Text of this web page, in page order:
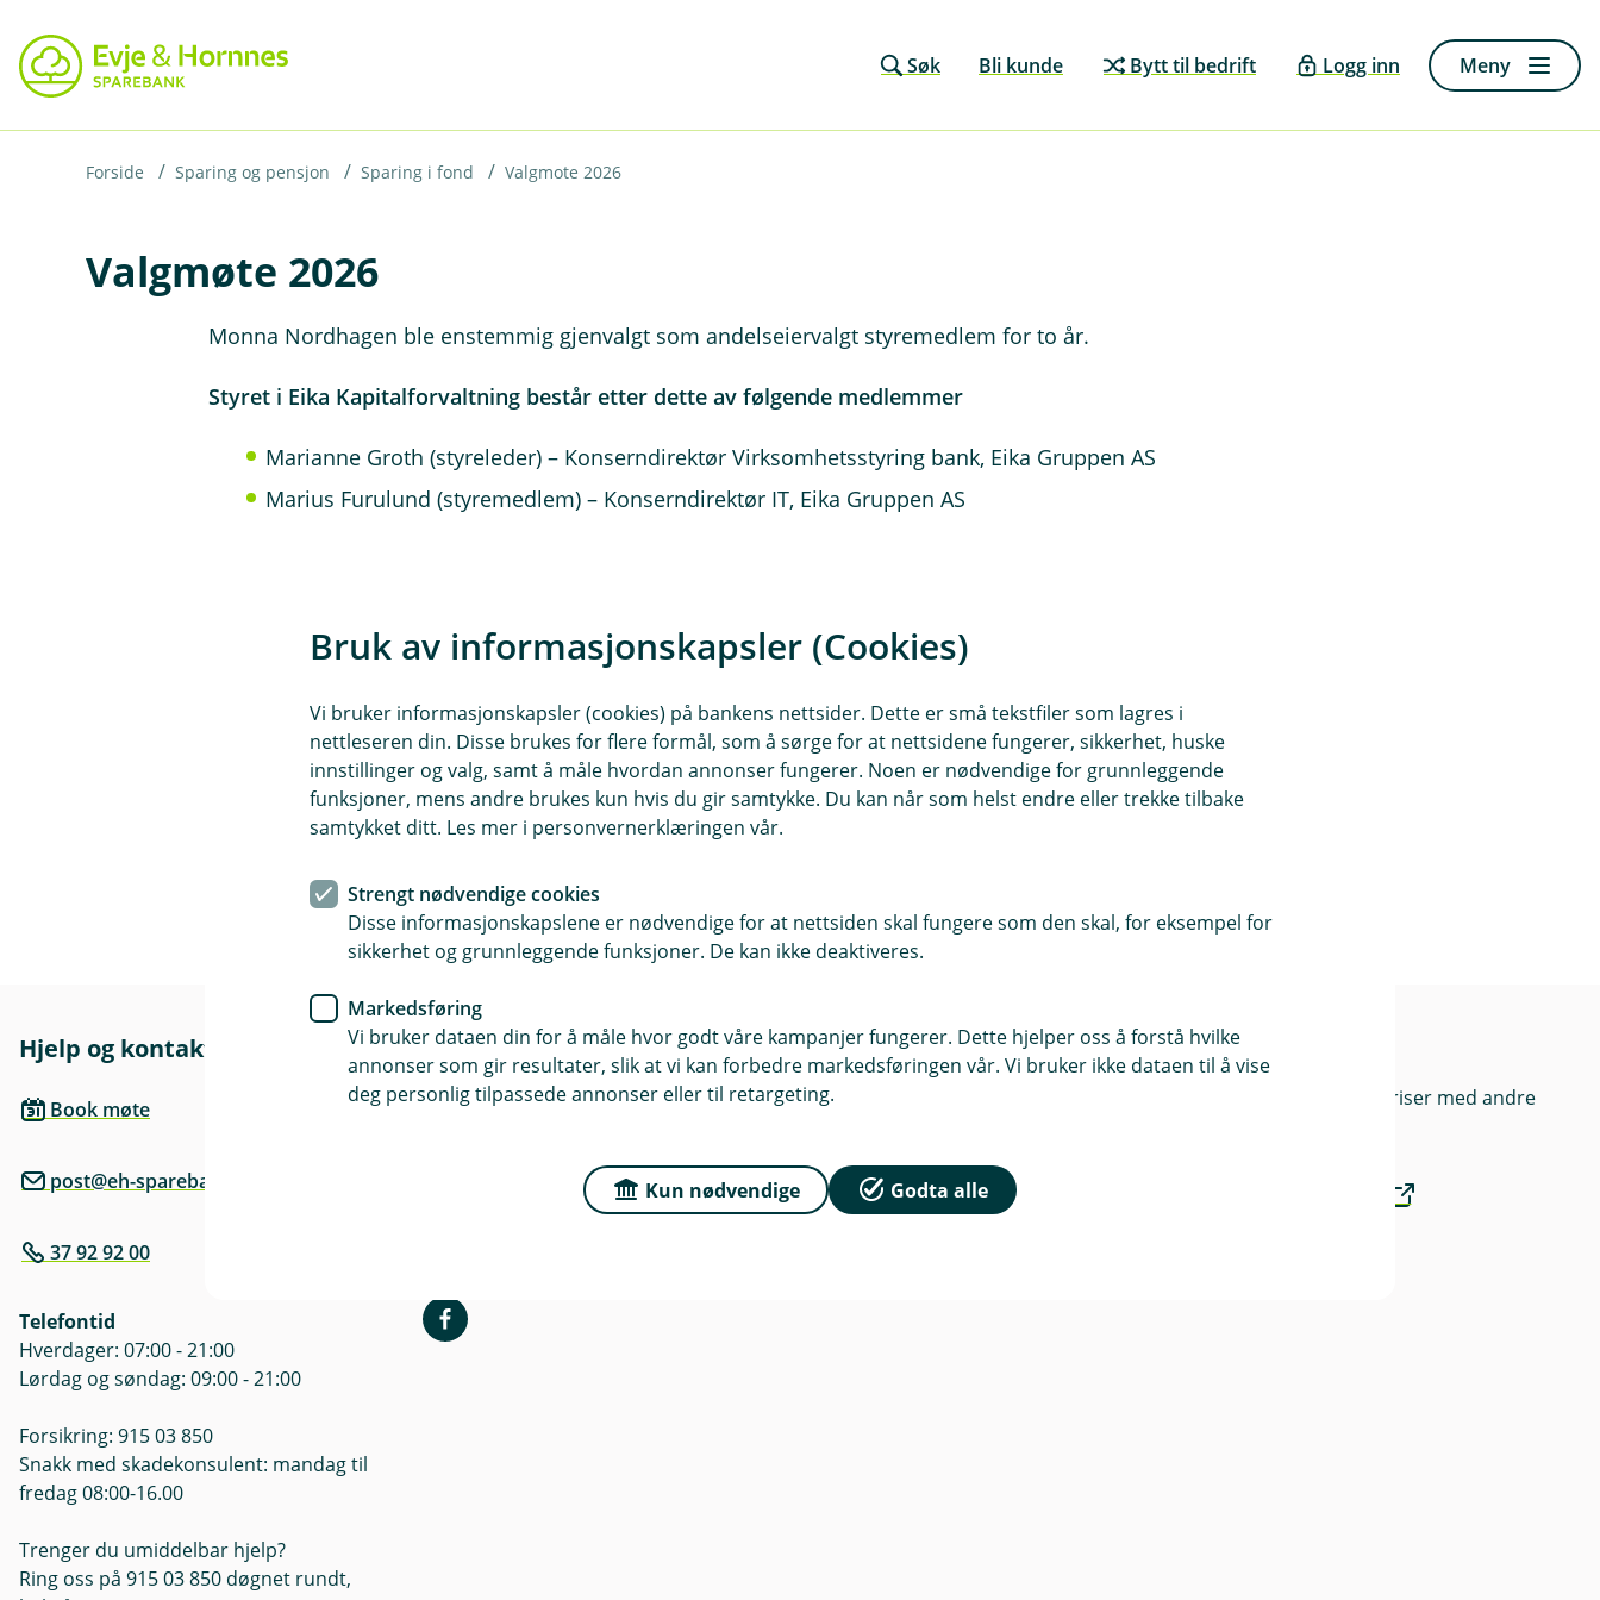
Søk Bli kunde Bytt til bedrift Logg inn Meny
Forside Sparing og pensjon Sparing i fond Valgmote 2026
Valgmøte 2026
Monna Nordhagen ble enstemmig gjenvalgt som andelseiervalgt styremedlem for to år.
Styret i Eika Kapitalforvaltning består etter dette av følgende medlemmer
Marianne Groth (styreleder) – Konserndirektør Virksomhetsstyring bank, Eika Gruppen AS
Marius Furulund (styremedlem) – Konserndirektør IT, Eika Gruppen AS
Johanne Miliane Seter Bråthe (varamedlem) – Direktør kundeflater, Eika Gruppen AS
Hans Petter Gjeterud (andelseiervalgt varamedlem) – Selvstendig næringsdrivende
Hjelp og kontakt
Book møte
post@eh-sparebank.no
37 92 92 00
Telefontid
Hverdager: 07:00 - 21:00
Lørdag og søndag: 09:00 - 21:00
Forsikring: 915 03 850
Snakk med skadekonsulent: mandag til
fredag 08:00-16.00
Trenger du umiddelbar hjelp?
Ring oss på 915 03 850 døgnet rundt,
Her finner du oss
Besøksadresse
Mandag - Fredag: 10:00 - 14:00 Lørdag -
Om Evje og Hornnes
Sparebank
Om oss
Priser
Sammenlign våre priser med andre
Bruk av informasjonskapsler (Cookies)
Vi bruker informasjonskapsler (cookies) på bankens nettsider. Dette er små tekstfiler som lagres i
nettleseren din. Disse brukes for flere formål, som å sørge for at nettsidene fungerer, sikkerhet, huske
innstillinger og valg, samt å måle hvordan annonser fungerer. Noen er nødvendige for grunnleggende
funksjoner, mens andre brukes kun hvis du gir samtykke. Du kan når som helst endre eller trekke tilbake
samtykket ditt. Les mer i personvernerklæringen vår.
Strengt nødvendige cookies
Disse informasjonskapslene er nødvendige for at nettsiden skal fungere som den skal, for eksempel for
sikkerhet og grunnleggende funksjoner. De kan ikke deaktiveres.
Markedsføring
Vi bruker dataen din for å måle hvor godt våre kampanjer fungerer. Dette hjelper oss å forstå hvilke
annonser som gir resultater, slik at vi kan forbedre markedsføringen vår. Vi bruker ikke dataen til å vise
deg personlig tilpassede annonser eller til retargeting.
Kun nødvendige Godta alle